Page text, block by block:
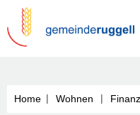
Home | Wohnen |